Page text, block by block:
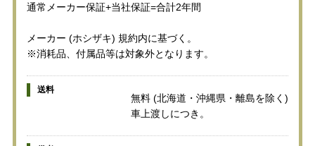
通常メーカー保証+当社保証=合計2年間
メーカー (ホシザキ) 規約内に基づく。
※消耗品、付属品等は対象外となります。
送料
無料 (北海道・沖縄県・離島を除く)
車上渡しにつき。